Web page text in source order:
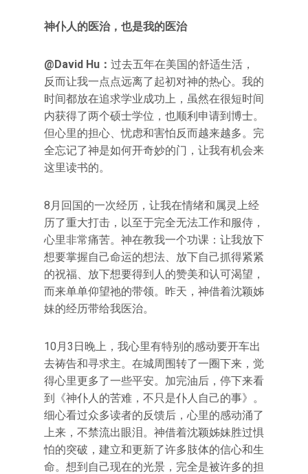
神仆人的医治，也是我的医治
@David Hu： 过去五年在美国的舒适生活，
反而让我一点点远离了起初对神的热心。我的
时间都放在追求学业成功上，虽然在很短时间
内获得了两个硕士学位，也顺利申请到博士。
但心里的担心、忧虑和害怕反而越来越多。完
全忘记了神是如何开奇妙的门，让我有机会来
这里读书的。
8月回国的一次经历，让我在情绪和属灵上经
历了重大打击，以至于完全无法工作和服侍，
心里非常痛苦。神在教我一个功课：让我放下
想要掌握自己命运的想法、放下自己抓得紧紧
的祝福、放下想要得到人的赞美和认可渴望，
而来单单仰望祂的带领。昨天，神借着沈颖姊
妹的经历带给我医治。
10月3日晚上，我心里有特别的感动要开车出
去祷告和寻求主。在城周围转了一圈下来，觉
得心里更多了一些平安。加完油后，停下来看
到《神仆人的苦难，不只是仆人自己的事》。
细心看过众多读者的反馈后，心里的感动涌了
上来，不禁流出眼泪。神借着沈颖姊妹胜过惧
怕的突破，建立和更新了许多肢体的信心和生
命。想到自己现在的光景，完全是被许多的担